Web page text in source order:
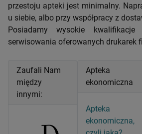
przestoju apteki jest minimalny.
u siebie, albo przy współpracy z
Posiadamy wysokie
serwisowania oferowanych drukarek
Zaufali Nam
między
innymi:
Apteka
ekonomiczna
Apteka
ekonomiczna,